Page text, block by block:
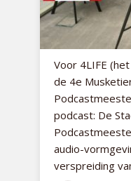
Voor 4LIFE
de 4e
podcast: De
audio-
verspreiding